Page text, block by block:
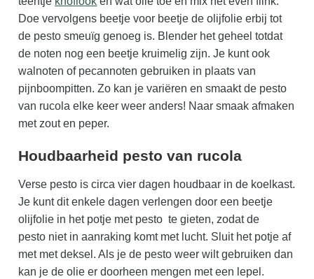
Doe vervolgens beetje voor beetje de olijfolie erbij tot
de pesto smeuïg genoeg is. Blender het geheel totdat
de noten nog een beetje kruimelig zijn. Je kunt ook
walnoten of pecannoten gebruiken in plaats van
pijnboompitten. Zo kan je variëren en smaakt de pesto
van rucola elke keer weer anders! Naar smaak afmaken
met zout en peper.
Houdbaarheid pesto van rucola​
Verse pesto is circa vier dagen houdbaar in de koelkast.
Je kunt dit enkele dagen verlengen door een beetje
olijfolie in het potje met pesto te gieten, zodat de
pesto niet in aanraking komt met lucht. Sluit het potje af
met met deksel. Als je de pesto weer wilt gebruiken dan
kan je de olie er doorheen mengen met een lepel.